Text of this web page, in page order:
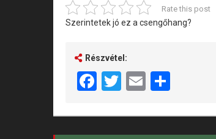
Rate this post
Szerintetek jó ez a csengőhang?
Részvétel:
Facebook
Twitter
Email